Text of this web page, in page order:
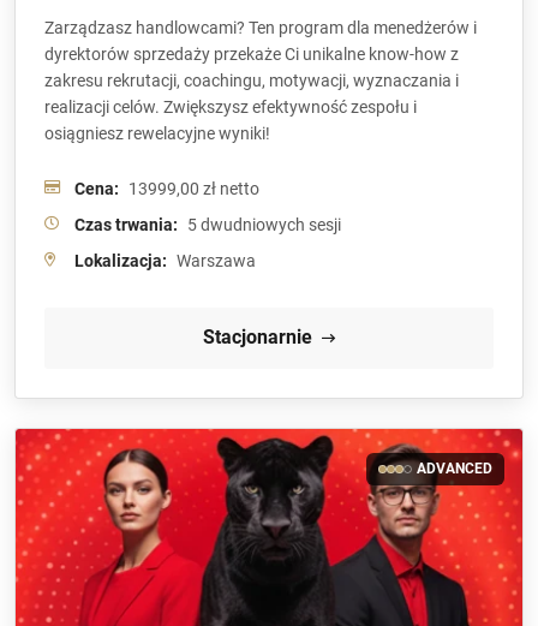
Zarządzasz handlowcami? Ten program dla menedżerów i
dyrektorów sprzedaży przekaże Ci unikalne know-how z
zakresu rekrutacji, coachingu, motywacji, wyznaczania i
realizacji celów. Zwiększysz efektywność zespołu i
osiągniesz rewelacyjne wyniki!
Cena:
13999,00 zł netto
Czas trwania:
5 dwudniowych sesji
Lokalizacja: Warszawa
Stacjonarnie
ADVANCED